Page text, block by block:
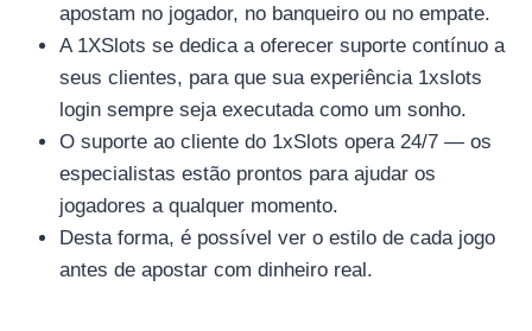
อุปกรณ์เครื่องใช้ภายในครัว
อุปกรณ์เครื่องใช้ภายในครัว
เตาอบไฟฟ้า
หม้อทอดไร้น้ำมัน
กาน้ำร้อน
เครื่องกดน้ำร้อน
เครื่องปั่นผลไม้
apostam no jogador, no banqueiro ou no empate.
A 1XSlots se dedica a oferecer suporte contínuo a
seus clientes, para que sua experiência 1xslots
login sempre seja executada como um sonho.
O suporte ao cliente do 1xSlots opera 24/7 — os
especialistas estão prontos para ajudar os
jogadores a qualquer momento.
Desta forma, é possível ver o estilo de cada jogo
antes de apostar com dinheiro real.